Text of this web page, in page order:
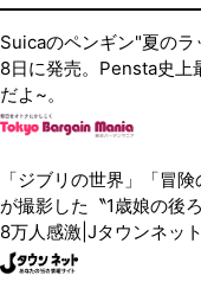
Suicaのペンギン"夏のラ
8日に発売。Pensta史上
だよ~。
「ジブリの世界」「冒
が撮影した〝1歳娘の後
8万人感激|Jタウンネット